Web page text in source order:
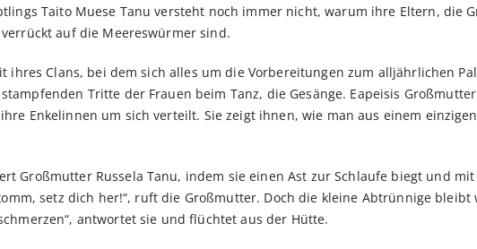
Taito Muese Tanu versteht noch immer nicht, warum ihre Eltern, die
auf die Meereswürmer sind.
Clans, bei dem sich alles um die Vorbereitungen zum alljährlichen
Tritte der Frauen beim Tanz, die Gesänge. Eapeisis
Enkelinnen um sich verteilt. Sie zeigt ihnen, wie man aus einem
Großmutter Russela Tanu, indem sie einen Ast zur Schlaufe biegt und
setz dich her!“, ruft die Großmutter. Doch die kleine Abtrünnige bleibt
antwortet sie und flüchtet aus der Hütte.